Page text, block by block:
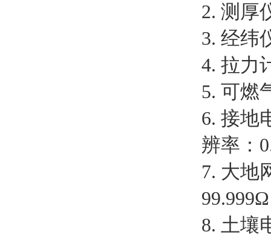
2. 测厚
3. 经纬
4. 拉力
5. 可燃
6. 接地
辨率：
7. 大地
8. 土壤